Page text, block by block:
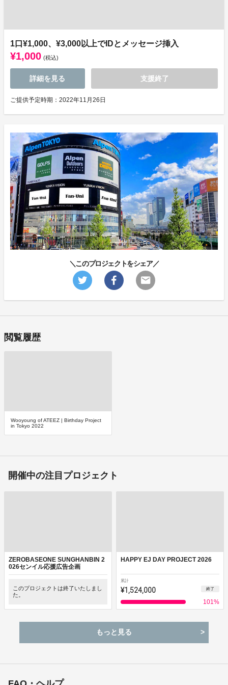
1口¥1,000、¥3,000以上でIDとメッセージ挿入
¥1,000 (税込)
詳細を見る 支援終了
ご提供予定時期：2022年11月26日
＼このプロジェクトをシェア／
閲覧履歴
Wooyoung of ATEEZ | Birthday Project
in Tokyo 2022
開催中の注目プロジェクト
ZEROBASEONE SUNGHANBIN 2
026センイル応援広告企画
このプロジェクトは終了いたしまし
た。
HAPPY EJ DAY PROJECT 2026
累計
¥1,524,000 終了
101%
もっと見る